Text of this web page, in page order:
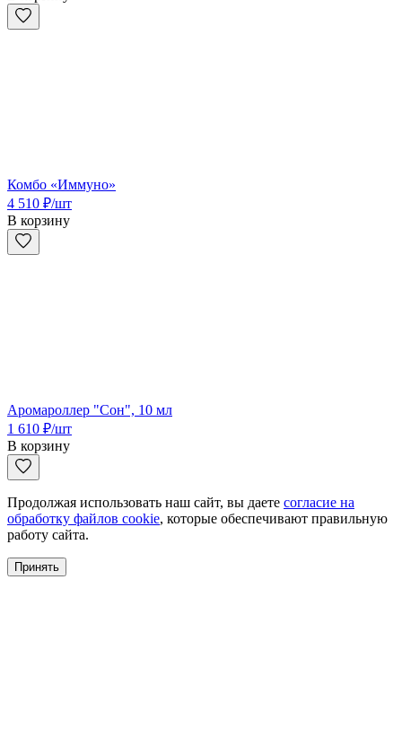
Комбо «Иммуно»
4 510 ₽/шт
В корзину
Аромароллер "Сон", 10 мл
1 610 ₽/шт
В корзину
Продолжая использовать наш сайт, вы даете согласие на
обработку файлов cookie, которые обеспечивают правильную
работу сайта.
Принять